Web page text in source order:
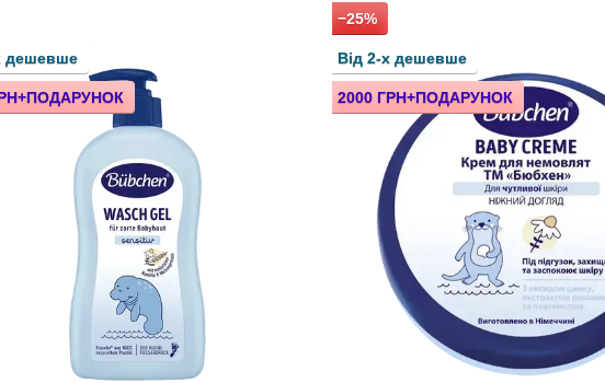
Дотримання якості
Натуральності
Надійності
Така філософія обумовлена турботою про
найперших, яка переробила своє виробництво
Кожен продукт компанії має європейський
Вироблено в Німеччині.
дешевше
−25%
Від 2-х дешевше
2000 ГРН+ПОДАРУНОК